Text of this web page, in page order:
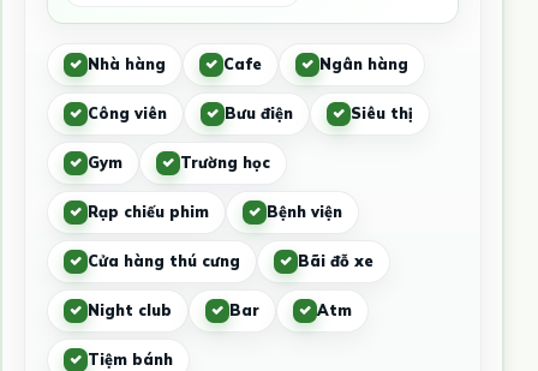
Nhà hàng Cafe Ngân hàng
Công viên Bưu điện Siêu thị
Gym Trường học
Rạp chiếu phim Bệnh viện
Cửa hàng thú cưng Bãi đỗ xe
Night club Bar Atm
Tiệm bánh